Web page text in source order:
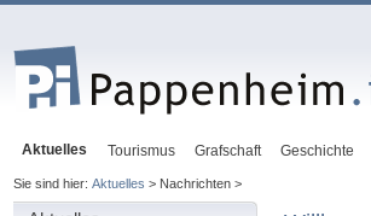
Aktuelles Tourismus Grafschaft Geschichte
Sie sind hier: Aktuelles > Nachrichten >